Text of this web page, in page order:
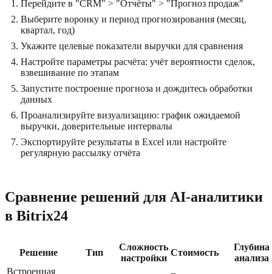
Перейдите в "CRM" > "Отчёты" > "Прогноз продаж"
Выберите воронку и период прогнозирования (месяц,
квартал, год)
Укажите целевые показатели выручки для сравнения
Настройте параметры расчёта: учёт вероятности сделок,
взвешивание по этапам
Запустите построение прогноза и дождитесь обработки
данных
Проанализируйте визуализацию: график ожидаемой
выручки, доверительные интервалы
Экспортируйте результаты в Excel или настройте
регулярную рассылку отчёта
Сравнение решений для AI-аналитики
в Bitrix24
Решение Тип
Сложность
настройки
Стоимость
Глубина
анализа
Встроенная